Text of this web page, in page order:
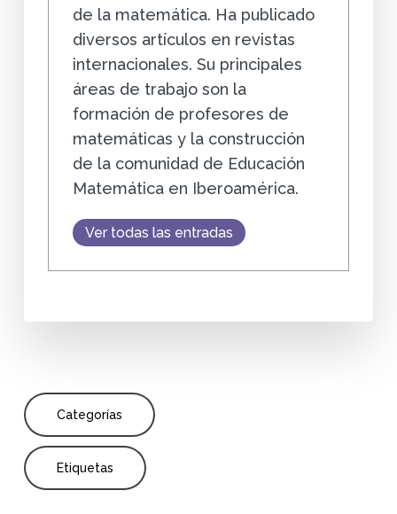
de la matemática. Ha publicado
diversos artículos en revistas
internacionales. Su principales
áreas de trabajo son la
formación de profesores de
matemáticas y la construcción
de la comunidad de Educación
Matemática en Iberoamérica.
Ver todas las entradas
Categorías
Etiquetas